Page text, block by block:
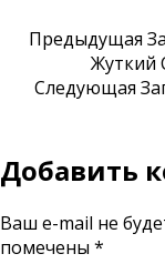
Предыдущая
Жуткий
Следующая
Добавить
Ваш e-mail не
помечены *